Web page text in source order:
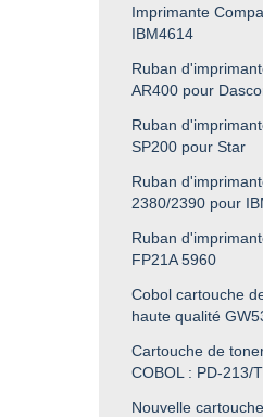
Imprimante
IBM4614
Ruban
AR400 pour
Ruban
SP200 pour Star
Ruban
2380/2390 pour
Ruban
FP21A 5960
Cobol cartouche
haute qualité
Cartouche de
COBOL : PD-213/
Nouvelle